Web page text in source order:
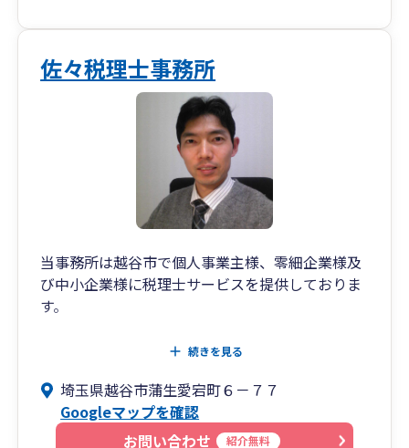
佐々税理士事務所
当事務所は越谷市で個人事業主様、零細企業様及
び中小企業様に税理士サービスを提供しておりま
す。
佐々税理士事務所をよろしくお願いします。
続きを見る
埼玉県越谷市蒲生愛宕町６－７７
Googleマップを確認
お問い合わせ
紹介無料